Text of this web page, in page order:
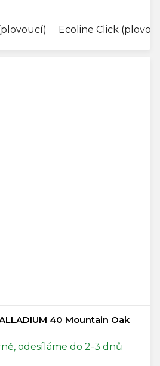
Ecoline Click
40 Mountain Oak
odesíláme do 2-3 dnů